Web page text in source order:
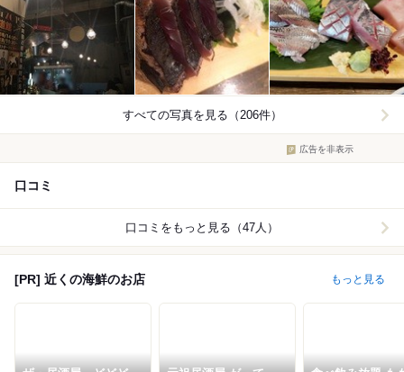
すべての写真を見る（206件）
広告を非表示
口コミ
口コミをもっと見る（47人）
[PR] 近くの海鮮のお店 もっと見る